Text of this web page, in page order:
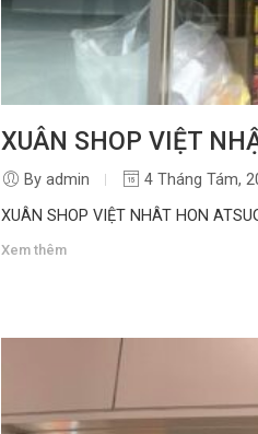
XUÂN SHOP VIỆT
By admin
4 Tháng Tám,
XUÂN SHOP VIỆT NHÂT HON
Xem thêm